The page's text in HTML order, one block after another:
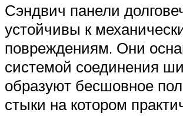
Сэндвич панели
устойчивы к
повреждениям. Они
системой соединения
образуют бесшовное
стыки на котором